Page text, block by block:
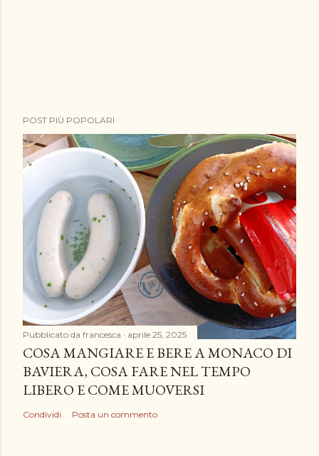
POST PIÙ POPOLARI
Pubblicato da francesca aprile 25, 2025
COSA MANGIARE E BERE A MONACO DI
BAVIERA, COSA FARE NEL TEMPO
LIBERO E COME MUOVERSI
Condividi Posta un commento